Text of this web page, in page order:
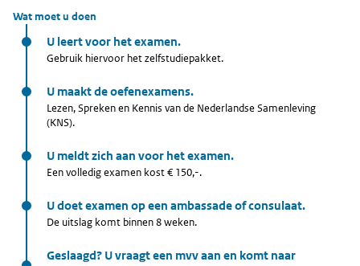
Wat moet u doen
U leert voor het examen.
Gebruik hiervoor het zelfstudiepakket.
U maakt de oefenexamens.
Lezen, Spreken en Kennis van de Nederlandse Samenleving
(KNS).
U meldt zich aan voor het examen.
Een volledig examen kost € 150,-.
U doet examen op een ambassade of consulaat.
De uitslag komt binnen 8 weken.
Geslaagd? U vraagt een mvv aan en komt naar